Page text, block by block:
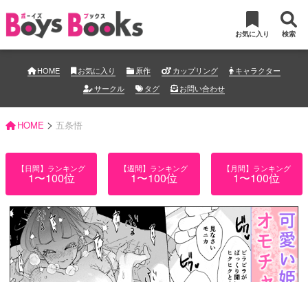
お気に入り 検索
HOME お気に入り 原作 カップリング
キャラクター
サークル
タグ お問い合わせ
HOME > 五条悟
【日間】ランキング
1〜100位
【週間】ランキング
1〜100位
【月間】ランキング
1〜100位